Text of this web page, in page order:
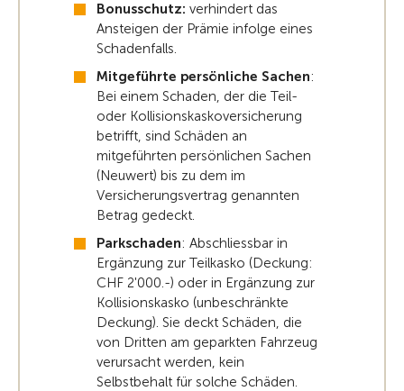
Bonusschutz: verhindert das
Ansteigen der Prämie infolge eines
Schadenfalls.
Mitgeführte persönliche Sachen:
Bei einem Schaden, der die Teil-
oder Kollisionskaskoversicherung
betrifft, sind Schäden an
mitgeführten persönlichen Sachen
(Neuwert) bis zu dem im
Versicherungsvertrag genannten
Betrag gedeckt.
Parkschaden: Abschliessbar in
Ergänzung zur Teilkasko (Deckung:
CHF 2'000.-) oder in Ergänzung zur
Kollisionskasko (unbeschränkte
Deckung). Sie deckt Schäden, die
von Dritten am geparkten Fahrzeug
verursacht werden, kein
Selbstbehalt für solche Schäden.